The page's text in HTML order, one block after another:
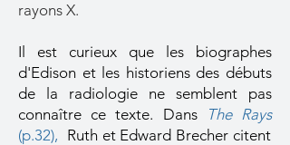
rayons X.
Il est curieux que les biographes
d'Edison et les historiens des débuts
de la radiologie ne semblent pas
connaître ce texte. Dans
The Rays
(p.32), Ruth et Edward Brecher citent